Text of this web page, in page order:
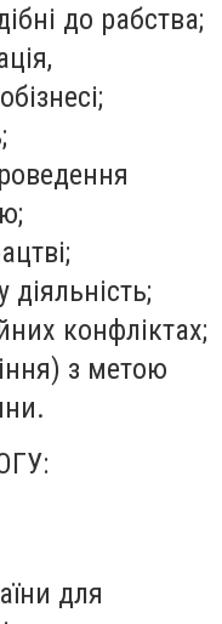
до рабства;
конфліктах;
з метою
для